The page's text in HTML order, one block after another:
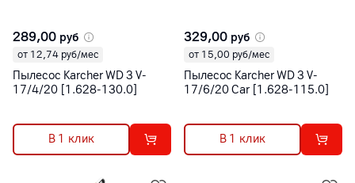
289,00 руб
от 12,74 руб/мес
Пылесос Karcher WD 3 V-
17/4/20 [1.628-130.0]
В 1 клик
329,00 руб
от 15,00 руб/мес
Пылесос Karcher WD 3 V-
17/6/20 Car [1.628-115.0]
В 1 клик